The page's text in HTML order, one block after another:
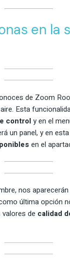
en la
de Zoom
Esta
controly en el
un panel, y en
en el
nos
última opción
de calidad